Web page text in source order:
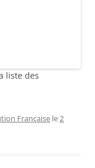
liste des
Française le2